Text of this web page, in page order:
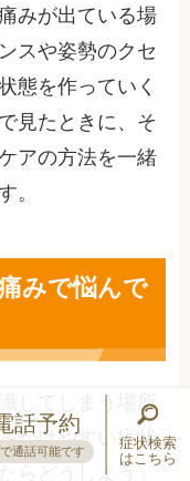
みが出ている場
スや姿勢のクセ
態を作っていく
見たときに、そ
アの方法を一緒
。
みで悩んで
してしまう場所
かけやすい症状
らどうしよう」
話予約
通話可能です
症状検索
はこちら